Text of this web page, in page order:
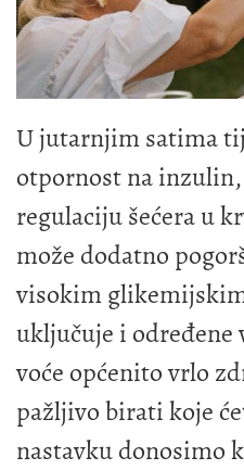
U jutarnjim satima
otpornost na
regulaciju šećera u
može dodatno
visokim
uključuje i određene
voće općenito vrlo
pažljivo birati koje
nastavku donosimo